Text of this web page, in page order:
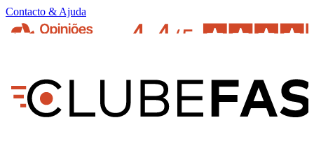
Contacto & Ajuda